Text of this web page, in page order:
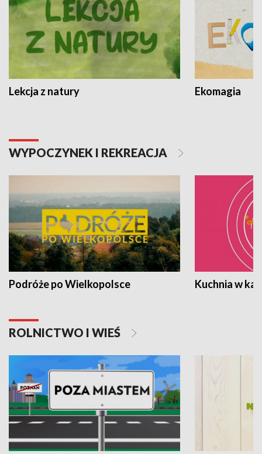
Lekcja z natury Ekomagia
WYPOCZYNEK I REKREACJA
Podróże po Wielkopolsce Kuchnia w
ROLNICTWO I WIEŚ